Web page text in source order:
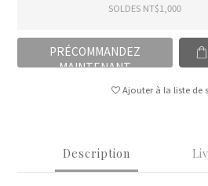
SOLDES NT$1,000
PRÉCOMMANDEZ
MAINTENANT
Ajouter à la liste de
Description